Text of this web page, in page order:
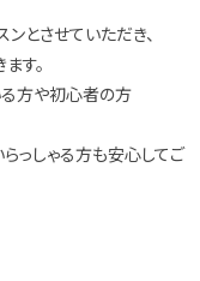
とさせていただき、
す。
る方や初心者の方
っしゃる方も安心してご